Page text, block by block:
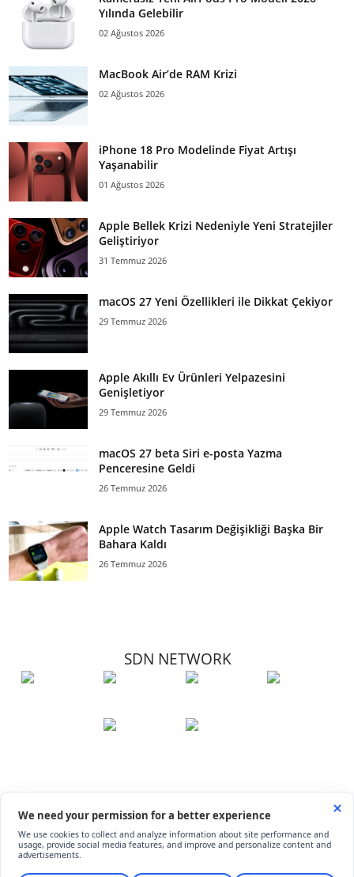
Yılında Gelebilir
02 Ağustos 2026
MacBook Air’de RAM Krizi
02 Ağustos 2026
iPhone 18 Pro Modelinde Fiyat Artışı
Yaşanabilir
01 Ağustos 2026
Apple Bellek Krizi Nedeniyle Yeni Stratejiler
Geliştiriyor
31 Temmuz 2026
macOS 27 Yeni Özellikleri ile Dikkat Çekiyor
29 Temmuz 2026
Apple Akıllı Ev Ürünleri Yelpazesini
Genişletiyor
29 Temmuz 2026
macOS 27 beta Siri e-posta Yazma
Penceresine Geldi
26 Temmuz 2026
Apple Watch Tasarım Değişikliği Başka Bir
Bahara Kaldı
26 Temmuz 2026
SDN NETWORK